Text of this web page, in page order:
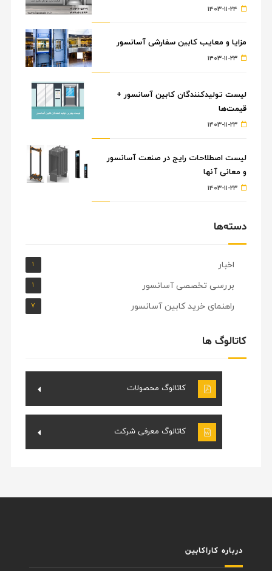
۱۴۰۳-۱۱-۲۴
مزایا و معایب کابین سفارشی آسانسور
۱۴۰۳-۱۱-۲۳
لیست تولیدکنندگان کابین آسانسور +
قیمت‌ها
۱۴۰۳-۱۱-۲۳
لیست اصطلاحات رایج در صنعت آسانسور
و معانی آنها
۱۴۰۳-۱۱-۲۳
دسته‌ها
اخبار ۱
بررسی تخصصی آسانسور ۱
راهنمای خرید کابین آسانسور ۷
کاتالوگ ها
کاتالوگ محصولات
کاتالوگ معرفی شرکت
درباره کاراکابین